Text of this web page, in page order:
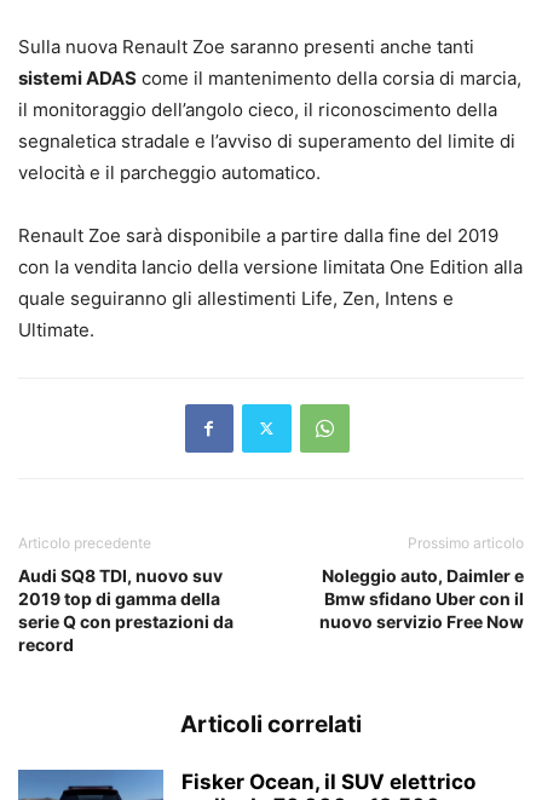
Sulla nuova Renault Zoe saranno presenti anche tanti
sistemi ADAS come il mantenimento della corsia di marcia,
il monitoraggio dell’angolo cieco, il riconoscimento della
segnaletica stradale e l’avviso di superamento del limite di
velocità e il parcheggio automatico.
Renault Zoe sarà disponibile a partire dalla fine del 2019
con la vendita lancio della versione limitata One Edition alla
quale seguiranno gli allestimenti Life, Zen, Intens e
Ultimate.
Articolo precedente
Audi SQ8 TDI, nuovo suv
2019 top di gamma della
serie Q con prestazioni da
record
Prossimo articolo
Noleggio auto, Daimler e
Bmw sfidano Uber con il
nuovo servizio Free Now
Articoli correlati
Fisker Ocean, il SUV elettrico